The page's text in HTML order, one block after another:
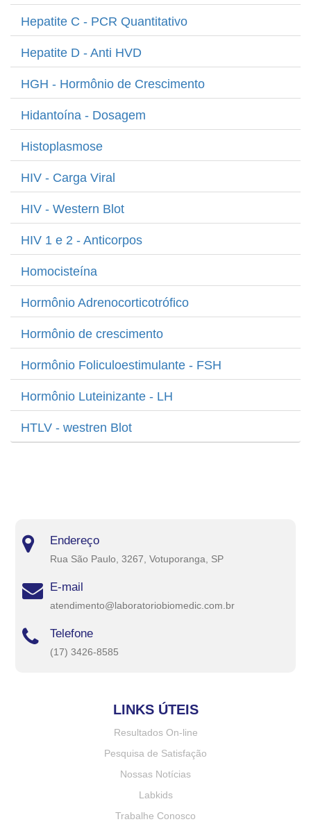
Hepatite C - PCR Quantitativo
Hepatite D - Anti HVD
HGH - Hormônio de Crescimento
Hidantoína - Dosagem
Histoplasmose
HIV - Carga Viral
HIV - Western Blot
HIV 1 e 2 - Anticorpos
Homocisteína
Hormônio Adrenocorticotrófico
Hormônio de crescimento
Hormônio Foliculoestimulante - FSH
Hormônio Luteinizante - LH
HTLV - westren Blot
Endereço
Rua São Paulo, 3267, Votuporanga, SP
E-mail
atendimento@laboratoriobiomedic.com.br
Telefone
(17) 3426-8585
LINKS ÚTEIS
Resultados On-line
Pesquisa de Satisfação
Nossas Notícias
Labkids
Trabalhe Conosco